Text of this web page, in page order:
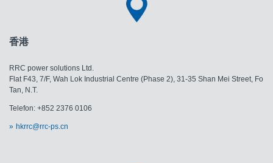
香港
RRC power solutions Ltd.
Flat F43, 7/F, Wah Lok Industrial Centre (Phase 2), 31-35 Shan Mei Street, Fo
Tan, N.T.
Telefon: +852 2376 0106
hkrrc@rrc-ps.cn